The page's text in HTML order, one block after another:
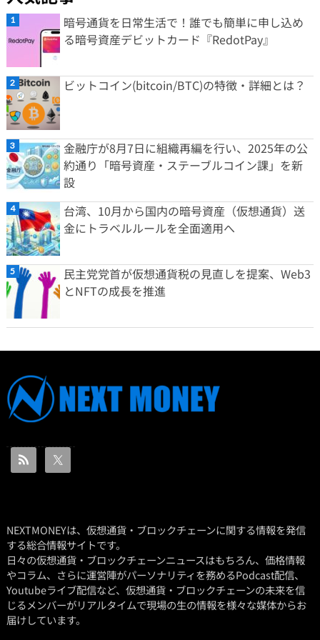
暗号通貨を日常生活で！誰でも簡単に申し込め
る暗号資産デビットカード『RedotPay』
ビットコイン(bitcoin/BTC)の特徴・詳細とは？
金融庁が8月7日に組織再編を行い、2025年の公
約通り「暗号資産・ステーブルコイン課」を新
設
台湾、10月から国内の暗号資産（仮想通貨）送
金にトラベルルールを全面適用へ
民主党党首が仮想通貨税の見直しを提案、Web3
とNFTの成長を推進
NEXTMONEYは、仮想通貨・ブロックチェーンに関する情報を発信
する総合情報サイトです。
日々の仮想通貨・ブロックチェーンニュースはもちろん、価格情報
やコラム、さらに運営陣がパーソナリティを務めるPodcast配信、
Youtubeライブ配信など、仮想通貨・ブロックチェーンの未来を信
じるメンバーがリアルタイムで現場の生の情報を様々な媒体からお
届けしています。